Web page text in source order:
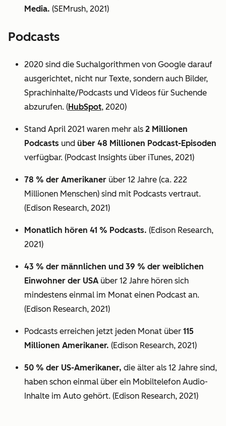
Media. (SEMrush, 2021)
Podcasts
2020 sind die Suchalgorithmen von Google darauf
ausgerichtet, nicht nur Texte, sondern auch Bilder,
Sprachinhalte/Podcasts und Videos für Suchende
abzurufen. (HubSpot, 2020)
Stand April 2021 waren mehr als 2 Millionen
Podcasts und über 48 Millionen Podcast-Episoden
verfügbar. (Podcast Insights über iTunes, 2021)
78 % der Amerikaner über 12 Jahre (ca. 222
Millionen Menschen) sind mit Podcasts vertraut.
(Edison Research, 2021)
Monatlich hören 41 % Podcasts. (Edison Research,
2021)
43 % der männlichen und 39 % der weiblichen
Einwohner der USA über 12 Jahre hören sich
mindestens einmal im Monat einen Podcast an.
(Edison Research, 2021)
Podcasts erreichen jetzt jeden Monat über 115
Millionen Amerikaner. (Edison Research, 2021)
50 % der US-Amerikaner, die älter als 12 Jahre sind,
haben schon einmal über ein Mobiltelefon Audio-
Inhalte im Auto gehört. (Edison Research, 2021)